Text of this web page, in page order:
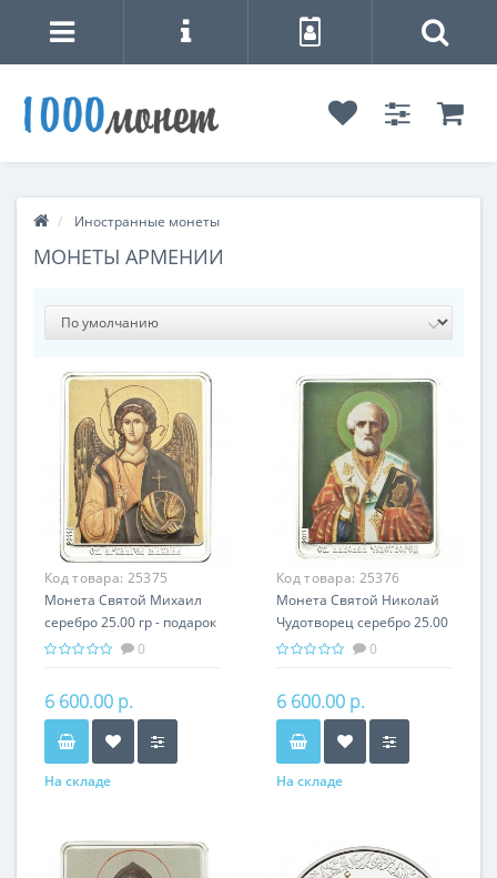
Иностранные монеты
МОНЕТЫ АРМЕНИИ
Код товара: 25375
Монета Святой Михаил
серебро 25.00 гр - подарок
икона имени0
6 600.00 р.
На складе
Код товара: 25376
Монета Святой Николай
Чудотворец серебро 25.00
гр - подарок икона имени
0
6 600.00 р.
На складе